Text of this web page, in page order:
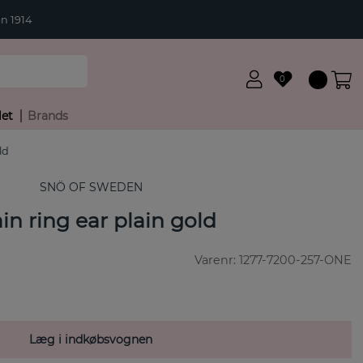
1914
0
Brands
SNÖ OF SWEDEN
ring ear plain gold
Varenr: 1277-7200-257-ONE
Læg i indkøbsvognen